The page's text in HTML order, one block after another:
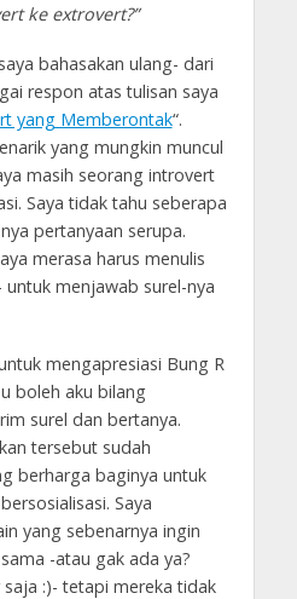
ke extrovert?”
bahasakan ulang- dari
respon atas tulisan saya
yang Memberontak“.
yang mungkin muncul
masih seorang introvert
Saya tidak tahu seberapa
pertanyaan serupa.
merasa harus menulis
menjawab surel-nya
mengapresiasi Bung R
boleh aku bilang
surel dan bertanya.
tersebut sudah
berharga baginya untuk
Saya
yang sebenarnya ingin
-atau gak ada ya?
:)- tetapi mereka tidak